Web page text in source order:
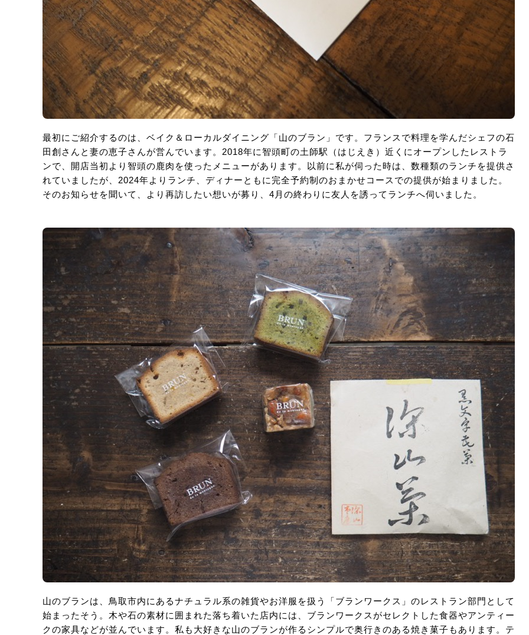
最初にご紹介するのは、ベイク＆ローカルダイニング「山のブラン」です。フランスで料理を学んだシェフの石
田創さんと妻の恵子さんが営んでいます。2018年に智頭町の土師駅（はじえき）近くにオープンしたレストラ
ンで、開店当初より智頭の鹿肉を使ったメニューがあります。以前に私が伺った時は、数種類のランチを提供さ
れていましたが、2024年よりランチ、ディナーともに完全予約制のおまかせコースでの提供が始まりました。
そのお知らせを聞いて、より再訪したい想いが募り、4月の終わりに友人を誘ってランチへ伺いました。
山のブランは、鳥取市内にあるナチュラル系の雑貨やお洋服を扱う「ブランワークス」のレストラン部門として
始まったそう。木や石の素材に囲まれた落ち着いた店内には、ブランワークスがセレクトした食器やアンティー
クの家具などが並んでいます。私も大好きな山のブランが作るシンプルで奥行きのある焼き菓子もあります。テ